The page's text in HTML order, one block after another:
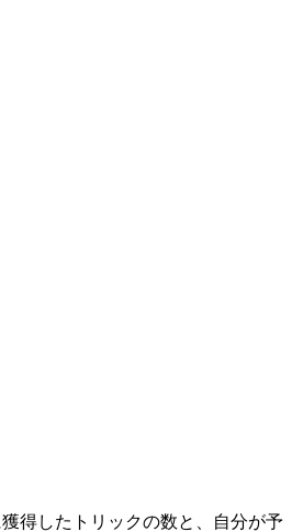
得したトリックの数と、自分が予